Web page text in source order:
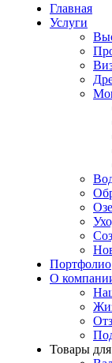
Главная
Услуги
Портфолио
О
Товары